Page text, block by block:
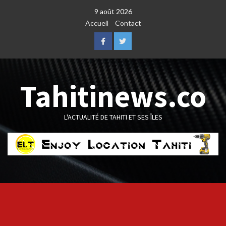
9 août 2026
Accueil
Contact
FacebookTwitter
Tahitinews.co
L'ACTUALITÉ DE TAHITI ET SES ÎLES